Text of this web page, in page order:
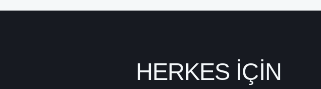
HERKES İÇİN